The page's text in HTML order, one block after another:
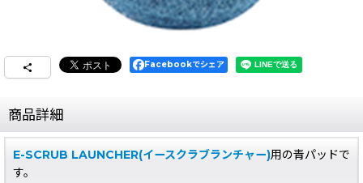
Facebookでシェア
商品詳細
E-SCRUB LAUNCHER(イースクラブランチャー)用の青パッドで
す。